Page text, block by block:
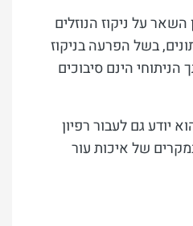
על ניקוז הנוזלים
בשל הפרעה בניקוז
הינם סיבוכים
יודע גם לעבור רפיון
של איכות עור